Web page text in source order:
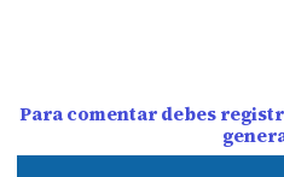
Para comentar debes